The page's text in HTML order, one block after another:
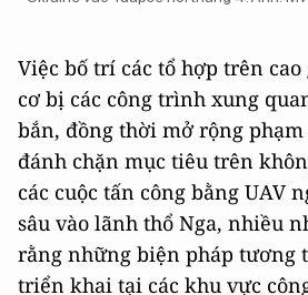
Việc bố trí các tổ hợp trên
cơ bị các công trình xung
bắn, đồng thời mở rộng
đánh chặn mục tiêu trên
các cuộc tấn công bằng UAV
sâu vào lãnh thổ Nga, nhiều
rằng những biện pháp tương
triển khai tại các khu vực